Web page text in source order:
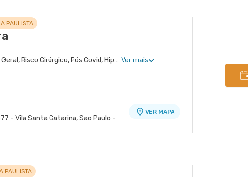
PAULISTA
Cardiologia Clinica, Clínica Geral, Risco Cirúrgico, Pós Covid, Hipertensão Arterial Refratária, Doença Coronariana, Tratamento de Insuficiência Cardíaca, Tratamento de Miocardiopatia, Medicina Esportiva Clinica Ver mais
- Vila Santa Catarina, Sao Paulo -
VER MAPA
PAULISTA